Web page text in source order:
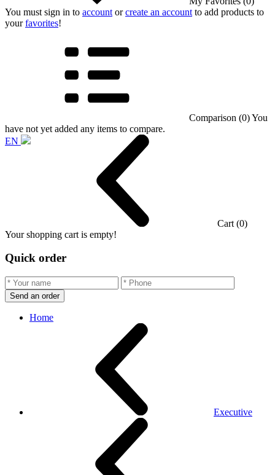
You must sign in to account orcreate an account to add products to
yourfavorites!
Comparison (0)You
have not yet added any items to compare.
EN
Cart (0)
Your shopping cart is empty!
Quick order
Send an order
Home
Executive